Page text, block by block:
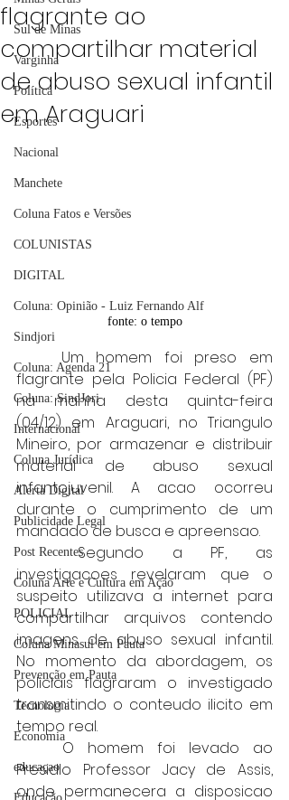
Sul de Minas
Varginha
Política
Esportes
Nacional
Manchete
Coluna Fatos e Versões
COLUNISTAS
DIGITAL
Coluna: Opinião - Luiz Fernando Alf
Sindjori
Coluna: Agenda 21
Coluna: SindJori
Internacional
Coluna Jurídica
Alerta Digital
Publicidade Legal
Post Recentes
Coluna Arte e Cultura em Ação
POLICIAL
Coluna Minasul em Pauta
Prevenção em Pauta
Tecnologia
Economia
educaçao
flagrante ao
compartilhar material
de abuso sexual infantil
em Araguari
fonte: o tempo
	Um homem foi preso em
flagrante pela Policia Federal (PF)
na manha desta quinta-feira
(04/12) em Araguari, no Triangulo
Mineiro, por armazenar e distribuir
material de abuso sexual
infantojuvenil. A acao ocorreu
durante o cumprimento de um
mandado de busca e apreensao.
	Segundo a PF, as
investigacoes revelaram que o
suspeito utilizava a internet para
compartilhar arquivos contendo
imagens de abuso sexual infantil.
No momento da abordagem, os
policiais flagraram o investigado
transmitindo o conteudo ilicito em
tempo real.
PresidIo Professor Jacy de Assis,
onde permanecera a disposicao